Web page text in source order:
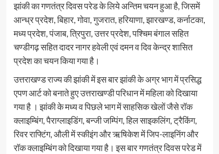
झांकी का गणतंत्र दिवस परेड के लिये अन्तिम चयन हुआ है, जिसमें
आन्ध्र प्रदेश, बिहार, गोवा, गुजरात, हरियाणा, झारखण्ड, कर्नाटका,
मध्य प्रदेश, पंजाब, त्रिपुरा, उत्तर प्रदेश, पश्चिम बंगाल सहित
चण्डीगढ़ सहित दादर नागर हवेली एवं दमन व दिव केन्द्र शासित
प्रदेश का चयन किया गया है।
उत्तराखण्ड राज्य की झांकी में इस बार झांकी के अग्र भाग में प्रसिद्ध
एपण आर्ट को बनाते हुए उत्तराखण्डी परिधान में महिला को दिखाया
गया है । झांकी के मध्य व पिछले भाग में साहसिक खेलों जैसे रॉक
क्लाइम्बिंग, पैराग्लाइडिंग, बन्जी जम्पिंग, हिल साइकलिंग, ट्रैकिंग,
रिवर राफ्टिंग, औली में स्कीइंग और ऋषिकेश में जिप-लाइनिंग और
रॉक क्लाइम्बिंग को दिखाया गया है। इस बार गणतंत्र दिवस परेड में